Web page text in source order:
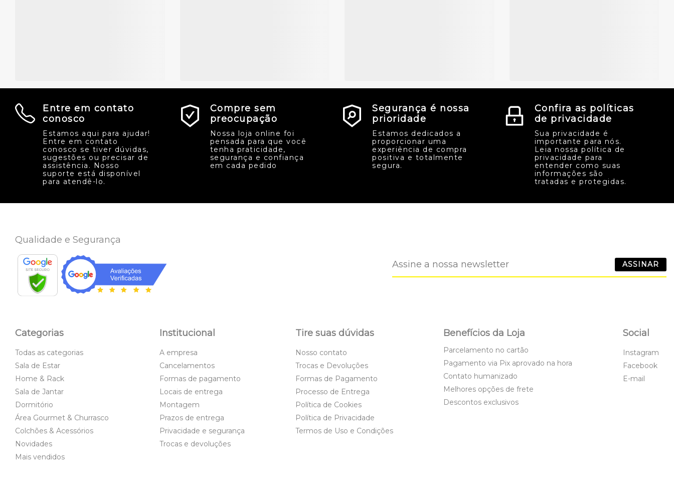
Entre em contato
conosco
Estamos aqui para ajudar!
Entre em contato
conosco se tiver dúvidas,
sugestões ou precisar de
assistência. Nosso
suporte está disponível
para atendê-lo.
Compre sem
preocupação
Nossa loja online foi
pensada para que você
tenha praticidade,
segurança e confiança
em cada pedido
Segurança é nossa
prioridade
Estamos dedicados a
proporcionar uma
experiência de compra
positiva e totalmente
segura.
Confira as políticas
de privacidade
Sua privacidade é
importante para nós.
Leia nossa política de
privacidade para
entender como suas
informações são
tratadas e protegidas.
Qualidade e Segurança
ASSINAR
Categorias
Todas as categorias
Sala de Estar
Home & Rack
Sala de Jantar
Dormitório
Área Gourmet & Churrasco
Colchões & Acessórios
Novidades
Mais vendidos
Institucional
A empresa
Cancelamentos
Formas de pagamento
Locais de entrega
Montagem
Prazos de entrega
Privacidade e segurança
Trocas e devoluções
Tire suas dúvidas
Nosso contato
Trocas e Devoluções
Formas de Pagamento
Processo de Entrega
Política de Cookies
Política de Privacidade
Termos de Uso e Condições
Benefícios da Loja
Parcelamento no cartão
Pagamento via Pix aprovado na hora
Contato humanizado
Melhores opções de frete
Descontos exclusivos
Social
Instagram
Facebook
E-mail